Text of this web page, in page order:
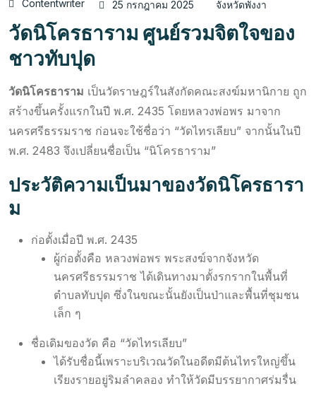
Contentwriter 25 กรกฎาคม 2025 จังหวัดพังงา
วัดนิโครธาราม ศูนย์รวมจิตใจของ
ชาวทับปุด
วัดนิโครธาราม เป็นวัดราษฎร์ในสังกัดคณะสงฆ์มหานิกาย ถูก
สร้างขึ้นครั้งแรกในปี พ.ศ. 2435 โดยหลวงพ่อพร มาจาก
นครศรีธรรมราช ก่อนจะใช้ชื่อว่า “วัดไทรเลียบ” จากนั้นในปี
พ.ศ. 2483 จึงเปลี่ยนชื่อเป็น “นิโครธาราม”
ประวัติความเป็นมาของวัดนิโครธารา
ม
ก่อตั้งเมื่อปี พ.ศ. 2435
ผู้ก่อตั้งคือ หลวงพ่อพร พระสงฆ์จากจังหวัด
นครศรีธรรมราช ได้เดินทางมาตั้งรกรากในพื้นที่
ตำบลทับปุด ซึ่งในขณะนั้นยังเป็นป่าและพื้นที่ชุมชน
เล็ก ๆ
ชื่อเดิมของวัด คือ “วัดไทรเลียบ”
ได้รับชื่อนี้เพราะบริเวณวัดในอดีตมีต้นไทรใหญ่ขึ้น
เรียงรายอยู่ริมลำคลอง ทำให้วัดมีบรรยากาศร่มรื่น